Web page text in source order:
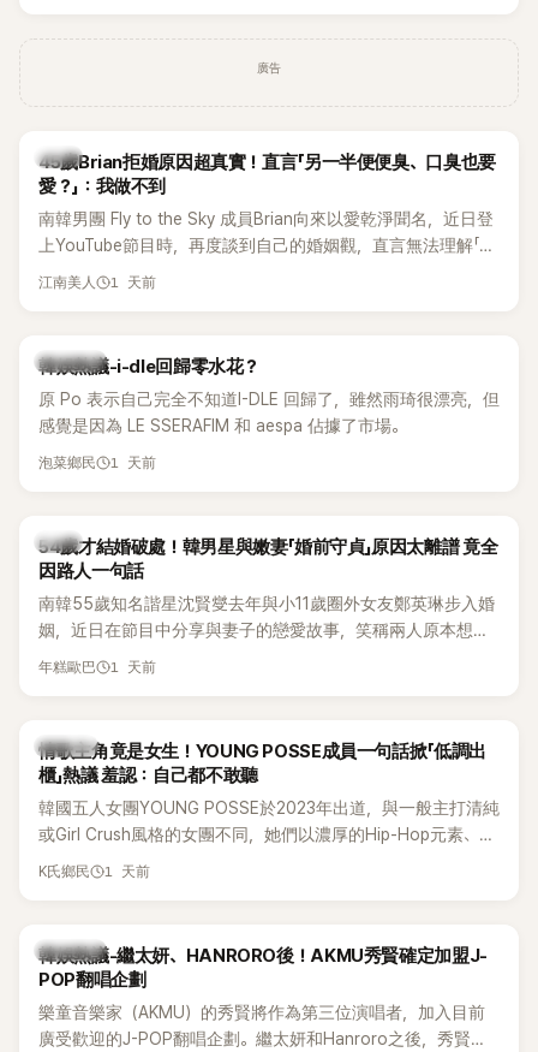
廣告
韓星
45歲Brian拒婚原因超真實！直言「另一半便便臭、口臭也要
愛？」：我做不到
南韓男團 Fly to the Sky 成員Brian向來以愛乾淨聞名，近日登
上YouTube節目時，再度談到自己的婚姻觀，直言無法理解「連
另一半的口臭、便便臭都要愛」這種說法，更大方表明自己是不
江南美人 1 天前
熱議討論
韓娛熱議-i-dle回歸零水花？
原 Po 表示自己完全不知道I-DLE 回歸了，雖然雨琦很漂亮，但
感覺是因為 LE SSERAFIM 和 aespa 佔據了市場。
泡菜鄉民 1 天前
韓星
54歲才結婚破處！韓男星與嫩妻「婚前守貞」原因太離譜 竟全
因路人一句話
南韓55歲知名諧星沈賢燮去年與小11歲圈外女友鄭英琳步入婚
姻，近日在節目中分享與妻子的戀愛故事，笑稱兩人原本想享
受兩人世界，沒想到站在飯店門口時竟被路人認出，還一路替
年糕歐巴 1 天前
K-POP
情歌主角竟是女生！YOUNG POSSE成員一句話掀「低調出
櫃」熱議 羞認：自己都不敢聽
韓國五人女團YOUNG POSSE於2023年出道，與一般主打清純
或Girl Crush風格的女團不同，她們以濃厚的Hip-Hop元素、自
創Rap及成員親自參與創作為特色，MV也融入美式街頭、塗
為第五代女團中極具辨識度的新生代代表之一。
K氏鄉民 1 天前
熱議討論
韓娛熱議-繼太妍、HANRORO後！AKMU秀賢確定加盟J-
POP翻唱企劃
樂童音樂家（AKMU）的秀賢將作為第三位演唱者，加入目前
廣受歡迎的J-POP翻唱企劃。繼太妍和Hanroro之後，秀賢已